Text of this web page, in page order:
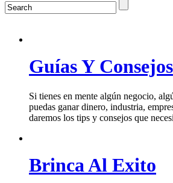
Guías Y Consejos
Si tienes en mente algún negocio,
puedas ganar dinero, industria,
daremos los tips y consejos que
Brinca Al Exito